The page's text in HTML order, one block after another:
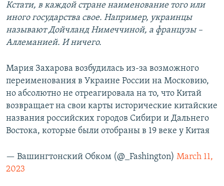
Кстати, в каждой стране наименование того или
иного государства свое. Например, украинцы
называют Дойчланд Нимеччиной, а французы –
Аллеманией. И ничего.
Мария Захарова возбудилась из-за возможного
переименования в Украине России на Московию,
но абсолютно не отреагировала на то, что Китай
возвращает на свои карты исторические китайские
названия российских городов Сибири и Дальнего
Востока, которые были отобраны в 19 веке у Китая
— Вашингтонский Обком (@_Fashington) March 11,
2023